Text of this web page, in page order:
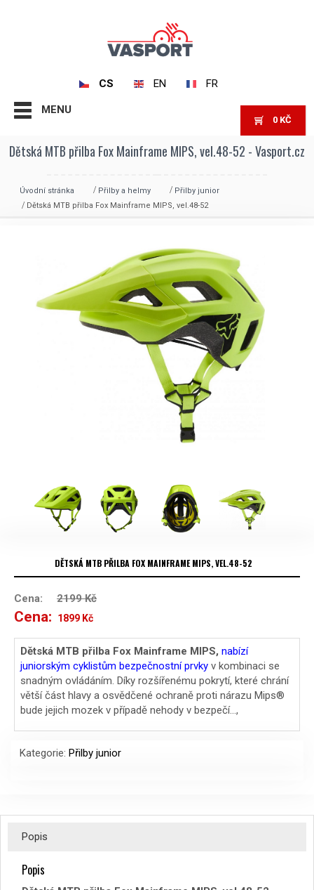
CS EN FR
MENU
0 KČ
Dětská MTB přilba Fox Mainframe MIPS, vel.48-52 - Vasport.cz
Úvodní stránka Přilby a helmy
Přilby junior
Dětská MTB přilba Fox Mainframe MIPS, vel.48-52
DĚTSKÁ MTB PŘILBA FOX MAINFRAME MIPS, VEL.48-52
Cena: 2199Kč
Cena: Původní
cena
byla:
2199 Kč.
1899 Kč
cena
je:
1899 Kč.
Dětská MTB přilba Fox Mainframe MIPS, nabízí
juniorským cyklistům bezpečnostní prvky v kombinaci se
snadným ovládáním. Díky rozšířenému pokrytí, které chrání
větší část hlavy a osvědčené ochraně proti nárazu Mips®
bude jejich mozek v případě nehody v bezpečí…,
Kategorie: Přilby junior
Popis
Popis